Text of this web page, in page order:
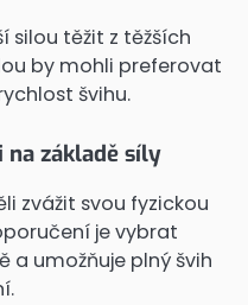
silou těžit z těžších
by mohli preferovat
švihu.
základě síly
zvážit svou fyzickou
je vybrat
a umožňuje plný švih